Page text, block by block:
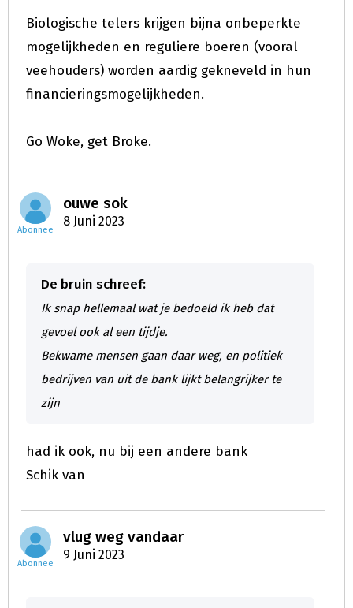
Biologische telers krijgen bijna onbeperkte
mogelijkheden en reguliere boeren (vooral
veehouders) worden aardig gekneveld in hun
financieringsmogelijkheden.
Go Woke, get Broke.
Abonnee
ouwe sok
8 Juni 2023
De bruin schreef:
Ik snap hellemaal wat je bedoeld ik heb dat
gevoel ook al een tijdje.
Bekwame mensen gaan daar weg, en politiek
bedrijven van uit de bank lijkt belangrijker te
zijn
had ik ook, nu bij een andere bank
Schik van
Abonnee
vlug weg vandaar
9 Juni 2023